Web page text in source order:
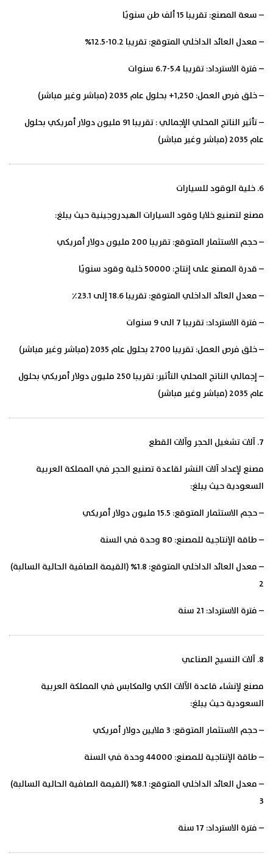
– سعة المصنع: تقريبا 15 ألف طن سنويًا
– معدل العائد الداخلي المتوقع: تقريبا 10.2-12.5%
– فترة الاسترداد: تقريبا 5.4-6.7 سنوات
– خلق فرص العمل: 1,250+ بحلول عام 2035 (مباشر وغير مباشر)
– تأثير الناتج المحلي الإجمالي : تقريبا 91 مليون دولار أمريكي بحلول
عام 2035 (مباشر وغير مباشر)
6. خلية الوقود للسيارات
مصنع لتصنيع خلايا وقود السيارات الهيدروجينية حيث يبلغ:
– حجم الاستثمار المتوقع: تقريبا 200 مليون دولار أمريكي
– قدرة المصنع على إنتاج: 50000 خلية وقود سنويًا
– معدل العائد الداخلي المتوقع: تقريبا 18.6 إلى 23.1٪
– فترة الاسترداد: تقريبا 7 الى 9 سنوات
– خلق فرص العمل: تقريبا 2700 بحلول عام 2035 (مباشر وغير مباشر)
– إجمالي الناتج المحلي التأثير: تقريبا 250 مليون دولار أمريكي بحلول
عام 2035 (مباشر وغير مباشر)
7. آلات تشغيل الحجر وآلات القطع
مصنع لإعداد آلات النشر لقاعدة تصنيع الحجر في المملكة العربية
السعودية حيث يبلغ:
– حجم الاستثمار المتوقع: 15.5 مليون دولار أمريكي
– طاقة الإنتاجية للمصنع: 80 وحدة في السنة
– معدل العائد الداخلي المتوقع: 1.8% (القيمة الصافية الحالية السالبة)
2
– فترة الاسترداد: 21 سنة
8. آلات النسيج الصناعي
مصنع لإنشاء قاعدة الآلات الكي والمكابس في المملكة العربية
السعودية حيث يبلغ:
– حجم الاستثمار المتوقع: 3 ملايين دولار أمريكي
– طاقة الإنتاجية للمصنع: 44000 وحدة في السنة
– معدل العائد الداخلي المتوقع: 8.1% (القيمة الصافية الحالية السالبة)
3
– فترة الاسترداد: 17 سنة